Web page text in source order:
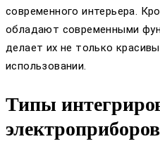
современного интерьера.
обладают современными
делает их не только
использовании.
Типы